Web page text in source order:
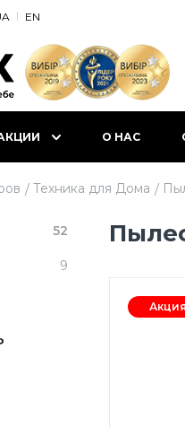
EN
О НАС
Техника для Дома
52
9
Акция